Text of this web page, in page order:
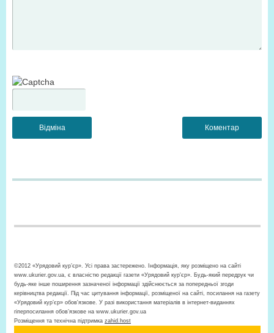
©2012 «Урядовий кур’єр». Усі права застережено. Інформація, яку розміщено на сайті
www.ukurier.gov.ua, є власністю редакції газети «Урядовий кур'єр». Будь-який передрук чи
будь-яке інше поширення зазначеної інформації здійснюється за попередньої згоди
керівництва редакції. Під час цитування інформації, розміщеної на сайті, посилання на газету
«Урядовий кур’єр» обов'язкове. У разі використання матеріалів в інтернет-виданнях
гіперпосилання обов’язкове на www.ukurier.gov.ua
Розміщення та технічна підтримка zahid.host